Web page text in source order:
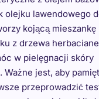
olejku lawendowego
kojącą mieszankę
z drzewa
w pielęgnacji skóry
jest, aby
przeprowadzić